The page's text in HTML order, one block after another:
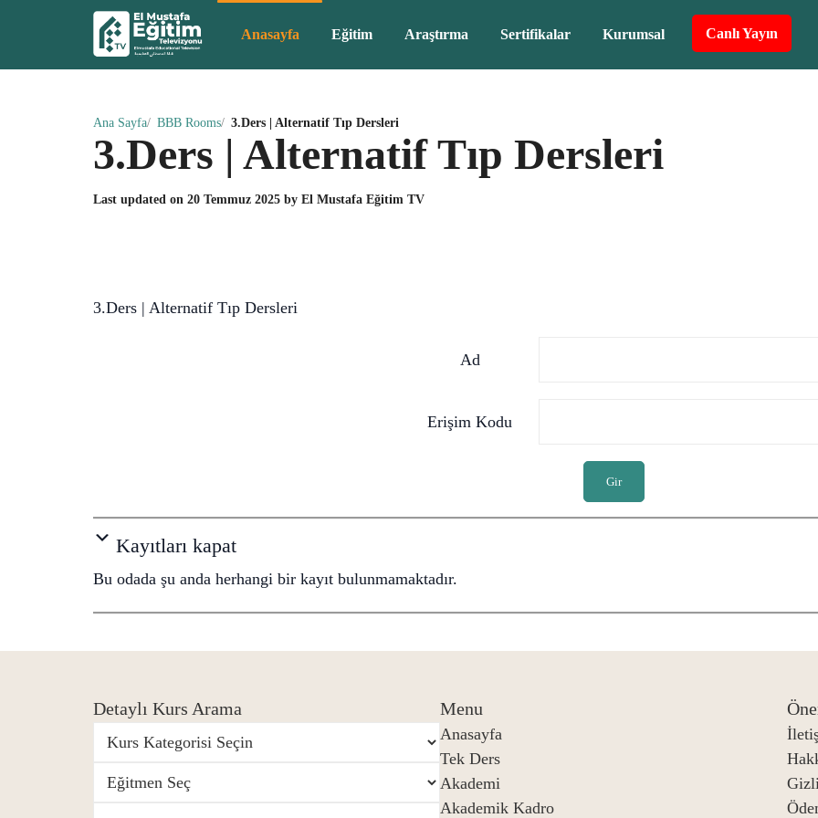
Anasayfa Eğitim Araştırma Sertifikalar Kurumsal Canlı Yayın
Ana Sayfa BBB Rooms 3.Ders | Alternatif Tıp Dersleri
3.Ders | Alternatif Tıp Dersleri
Last updated on 20 Temmuz 2025 by El Mustafa Eğitim TV
3.Ders | Alternatif Tıp Dersleri
Ad
Erişim Kodu
Gir
Kayıtları kapat
Bu odada şu anda herhangi bir kayıt bulunmamaktadır.
Detaylı Kurs Arama Menu
Anasayfa
Tek Ders
Akademi
Akademik Kadro